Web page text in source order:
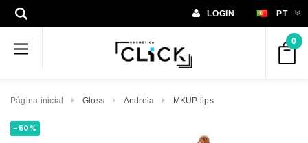
LOGIN PT
0
Página inicial Gloss Andreia MKUP lips
-50%